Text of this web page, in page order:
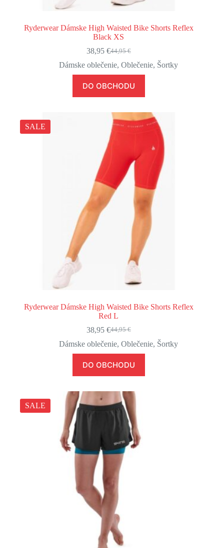
Ryderwear Dámske High Waisted Bike Shorts Reflex
Black XS
44,95€
Pôvodná
cena
bola:
44,95 €.
38,95 €Aktuálna
cena
je:
38,95 €.
Dámske oblečenie,Oblečenie, Šortky
DO OBCHODU
SALE
Ryderwear Dámske High Waisted Bike Shorts Reflex
Red L
44,95€
Pôvodná
cena
44,95 €.
38,95 €Aktuálna
cena
38,95 €.
Dámske oblečenie,Oblečenie, Šortky
DO OBCHODU
SALE